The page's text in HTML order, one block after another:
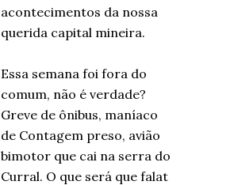
acontecimentos da nossa
querida capital mineira.
Essa semana foi fora do
comum, não é verdade?
Greve de ônibus, maníaco
de Contagem preso, avião
bimotor que cai na serra do
Curral. O que será que falat